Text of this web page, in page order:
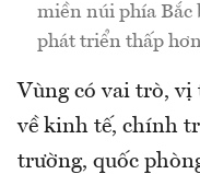
miền núi phía Bắc
phát triển thấp
Vùng có vai trò,
về kinh tế, chính
trường, quốc